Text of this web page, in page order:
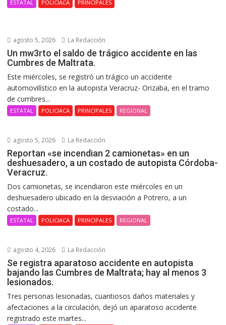
ESTATAL POLICIACA PRINCIPALES
agosto 5, 2026 La Redacción
Un mw3rto el saldo de trágico accidente en las
Cumbres de Maltrata.
Este miércoles, se registró un trágico un accidente
automovilístico en la autopista Veracruz- Orizaba, en el tramo
de cumbres...
ESTATAL POLICIACA PRINCIPALES REGIONAL
agosto 5, 2026 La Redacción
Reportan «se incendian 2 camionetas» en un
deshuesadero, a un costado de autopista Córdoba-
Veracruz.
Dos camionetas, se incendiaron este miércoles en un
deshuesadero ubicado en la desviación a Potrero, a un
costado...
ESTATAL POLICIACA PRINCIPALES REGIONAL
agosto 4, 2026 La Redacción
Se registra aparatoso accidente en autopista
bajando las Cumbres de Maltrata; hay al menos 3
lesionados.
Tres personas lesionadas, cuantiosos daños materiales y
afectaciones a la circulación, dejó un aparatoso accidente
registrado este martes...